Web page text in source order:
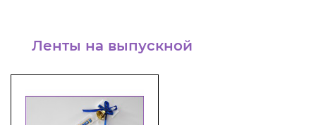
Ленты на выпускной